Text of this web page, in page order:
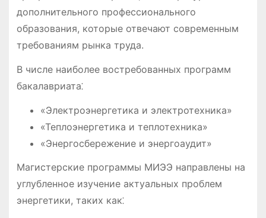
дополнительного профессионального
образования, которые отвечают современным
требованиям рынка труда.
В числе наиболее востребованных программ
бакалавриата⁚
«Электроэнергетика и электротехника»
«Теплоэнергетика и теплотехника»
«Энергосбережение и энергоаудит»
Магистерские программы МИЭЭ направлены на
углубленное изучение актуальных проблем
энергетики, таких как⁚